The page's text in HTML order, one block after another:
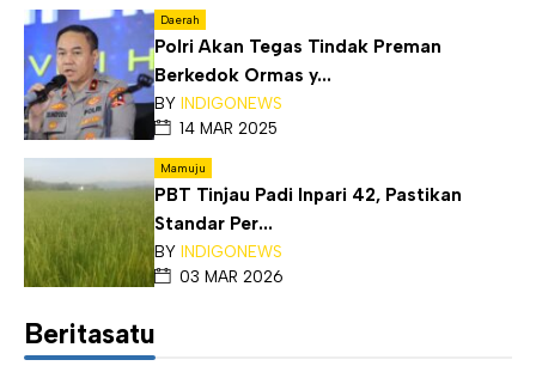
Daerah
Polri Akan Tegas Tindak Preman
Berkedok Ormas y...
BY INDIGONEWS
14 MAR 2025
Mamuju
PBT Tinjau Padi Inpari 42, Pastikan
Standar Per...
BY INDIGONEWS
03 MAR 2026
Beritasatu